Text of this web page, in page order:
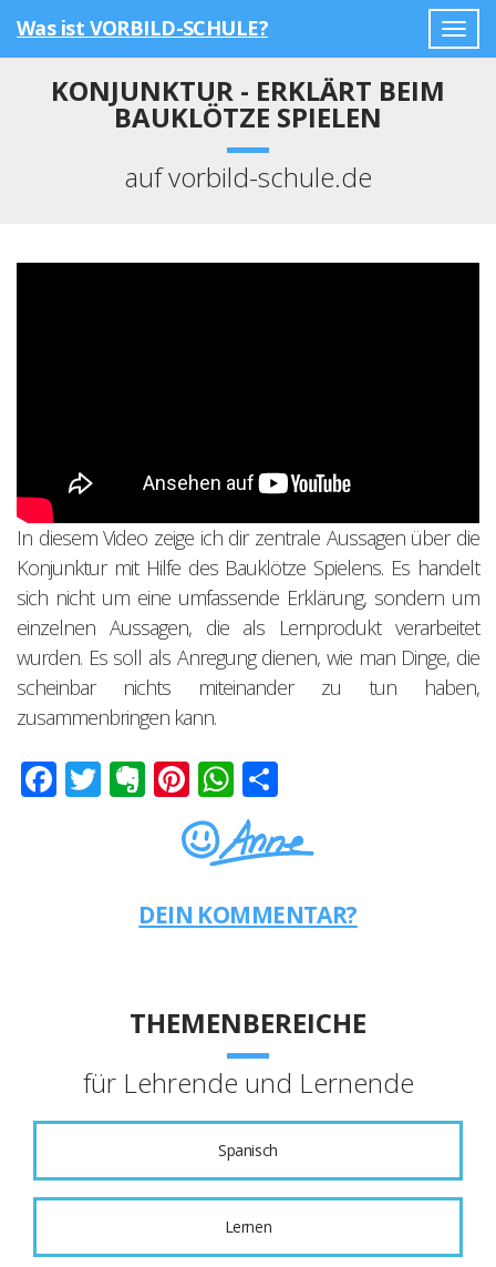
Was ist VORBILD-SCHULE?
KONJUNKTUR - ERKLÄRT BEIM
BAUKLÖTZE SPIELEN
auf vorbild-schule.de
In diesem Video zeige ich dir zentrale Aussagen über die
Konjunktur mit Hilfe des Bauklötze Spielens. Es handelt
sich nicht um eine umfassende Erklärung, sondern um
einzelnen Aussagen, die als Lernprodukt verarbeitet
wurden. Es soll als Anregung dienen, wie man Dinge, die
scheinbar nichts miteinander zu tun haben,
zusammenbringen kann.
Facebook
Twitter
Evernote
Pinterest
WhatsApp
DEIN KOMMENTAR?
THEMENBEREICHE
für Lehrende und Lernende
Spanisch
Lernen